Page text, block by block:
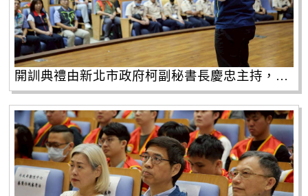
開訓典禮由新北市政府柯副秘書長慶忠主持，共計有341位備役役男參訓。